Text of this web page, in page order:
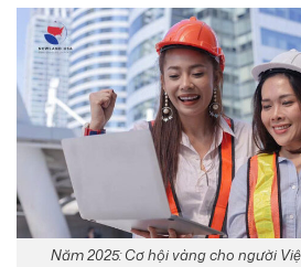
Năm 2025: Cơ hội vàng cho người